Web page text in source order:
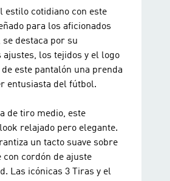
estilo cotidiano con este
para los aficionados
destaca por su
los tejidos y el logo
este pantalón una prenda
entusiasta del fútbol.
de tiro medio, este
relajado pero elegante.
un tacto suave sobre
cordón de ajuste
Las icónicas 3 Tiras y el